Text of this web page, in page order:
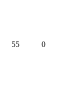
55 0